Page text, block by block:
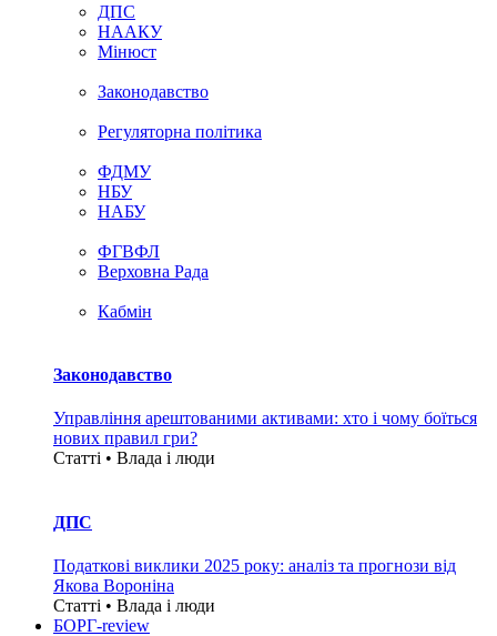
ДПС
НААКУ
Мінюст
Законодавство
Регуляторна політика
ФДМУ
НБУ
НАБУ
ФГВФЛ
Верховна Рада
Кабмін
Законодавство
Управління арештованими активами: хто і чому боїться
нових правил гри?
Статті • Влада i люди
ДПС
Податкові виклики 2025 року: аналіз та прогнози від
Якова Вороніна
Статті • Влада i люди
БОРГ-review